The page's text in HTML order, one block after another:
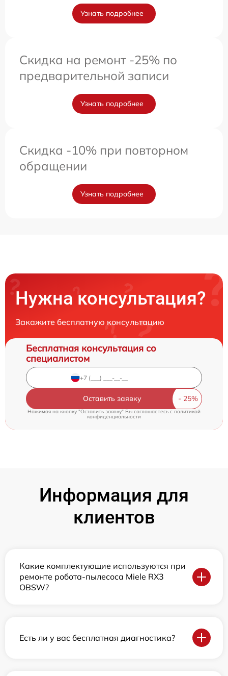
Узнать подробнее
Скидка на ремонт -25% по
предварительной записи
Узнать подробнее
Скидка -10% при повторном
обращении
Узнать подробнее
Нужна консультация?
Закажите бесплатную консультацию
Бесплатная консультация со
специалистом
Оставить заявку
Нажимая на кнопку "Оставить заявку" Вы соглашаетесь cполитикой
конфиденциальности
Информация для
клиентов
Какие комплектующие используются при
ремонте робота-пылесоса Miele RX3
OBSW?
Есть ли у вас бесплатная диагностика?